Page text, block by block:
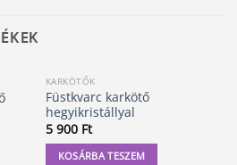
KARKÖTŐK
Füstkvarc karkötő
hegyikristállyal
5 900 Ft
KOSÁRBA TESZEM